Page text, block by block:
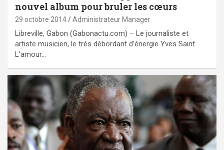
nouvel album pour bruler les cœurs
29 octobre 2014 Administrateur Manager
Libreville, Gabon (Gabonactu.com) – Le journaliste et
artiste musicien, le très débordant d’énergie Yves Saint
L’amour…